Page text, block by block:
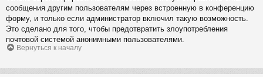
сообщения другим пользователям через встроенную в конференцию
форму, и только если администратор включил такую возможность.
Это сделано для того, чтобы предотвратить злоупотребления
почтовой системой анонимными пользователями.
Вернуться к началу